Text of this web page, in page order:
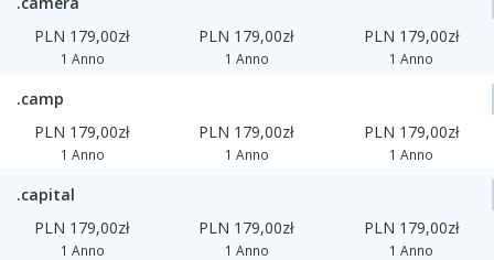
PLN 179,00zł
1 Anno
PLN 179,00zł
1 Anno
PLN 179,00zł
1 Anno
.camp
PLN 179,00zł
1 Anno
PLN 179,00zł
1 Anno
PLN 179,00zł
1 Anno
.capital
PLN 179,00zł
1 Anno
PLN 179,00zł
1 Anno
PLN 179,00zł
1 Anno